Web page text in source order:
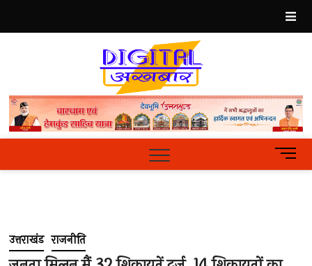
content
Hindi
News
PortalM
e
t
उत्तराखंड राजनीति